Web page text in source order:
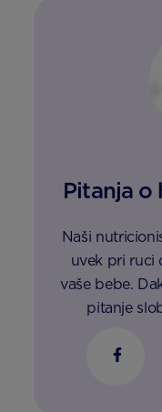
Pitanja o
Naši
uvek pri ruci
vaše bebe.
pitanje